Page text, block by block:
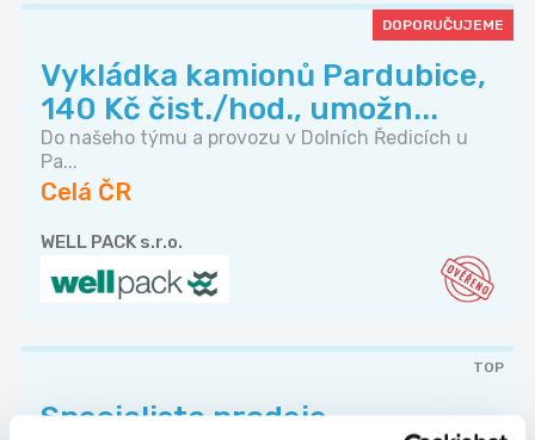
DOPORUČUJEME
Vykládka kamionů Pardubice,
140 Kč čist./hod., umožn...
Do našeho týmu a provozu v Dolních Ředicích u
Pa...
Celá ČR
WELL PACK s.r.o.
TOP
Specialista prodeje